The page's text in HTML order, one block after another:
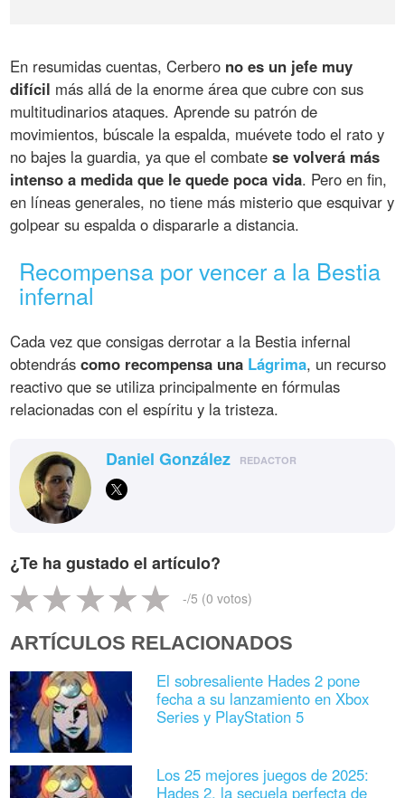
En resumidas cuentas, Cerbero no es un jefe muy
difícil más allá de la enorme área que cubre con sus
multitudinarios ataques. Aprende su patrón de
movimientos, búscale la espalda, muévete todo el rato y
no bajes la guardia, ya que el combatese volverá más
intenso a medida que le quede poca vida. Pero en fin,
en líneas generales, no tiene más misterio que esquivar y
golpear su espalda o dispararle a distancia.
Recompensa por vencer a la Bestia
infernal
Cada vez que consigas derrotar a la Bestia infernal
obtendráscomo recompensa una Lágrima, un recurso
reactivo que se utiliza principalmente en fórmulas
relacionadas con el espíritu y la tristeza.
Daniel González REDACTOR
¿Te ha gustado el artículo?
-/5 (0 votos)
ARTÍCULOS RELACIONADOS
El sobresaliente Hades 2 pone
fecha a su lanzamiento en Xbox
Series y PlayStation 5
Los 25 mejores juegos de 2025:
Hades 2, la secuela perfecta de